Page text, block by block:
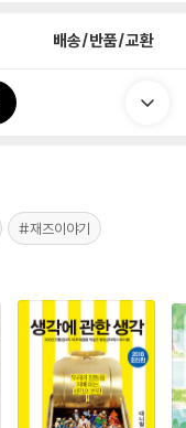
배송/반품/교환
#재즈이야기